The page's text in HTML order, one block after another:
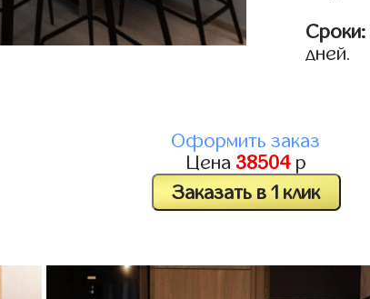
Сроки:
дней.
Оформить заказ
Цена 38504р
Заказать в 1 клик